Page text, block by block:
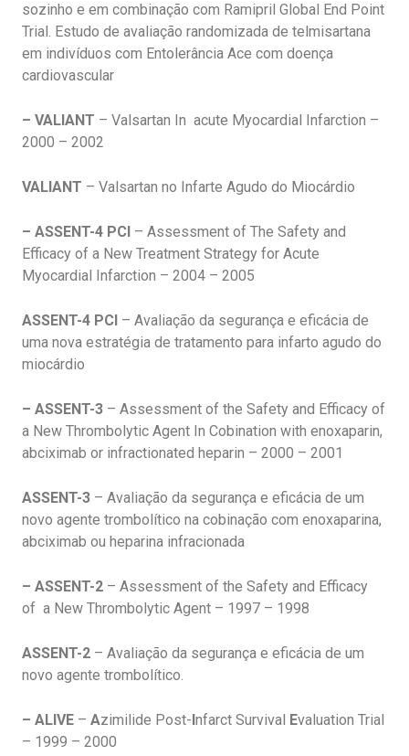
sozinho e em combinação com Ramipril Global End Point
Trial. Estudo de avaliação randomizada de telmisartana
em indivíduos com Entolerância Ace com doença
cardiovascular
– VALIANT – Valsartan In acute Myocardial Infarction –
2000 – 2002
VALIANT – Valsartan no Infarte Agudo do Miocárdio
– ASSENT-4 PCI – Assessment of The Safety and
Efficacy of a New Treatment Strategy for Acute
Myocardial Infarction – 2004 – 2005
ASSENT-4 PCI – Avaliação da segurança e eficácia de
uma nova estratégia de tratamento para infarto agudo do
miocárdio
– ASSENT-3 – Assessment of the Safety and Efficacy of
a New Thrombolytic Agent In Cobination with enoxaparin,
abciximab or infractionated heparin – 2000 – 2001
ASSENT-3 – Avaliação da segurança e eficácia de um
novo agente trombolítico na cobinação com enoxaparina,
abciximab ou heparina infracionada
– ASSENT-2 – Assessment of the Safety and Efficacy
of a New Thrombolytic Agent – 1997 – 1998
ASSENT-2 – Avaliação da segurança e eficácia de um
novo agente trombolítico.
– ALIVE – Azimilide Post-Infarct Survival Evaluation Trial
– 1999 – 2000